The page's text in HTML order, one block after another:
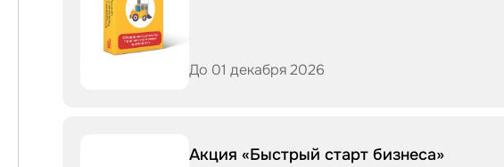
До 01 декабря 2026
Акция «Быстрый старт бизнеса»